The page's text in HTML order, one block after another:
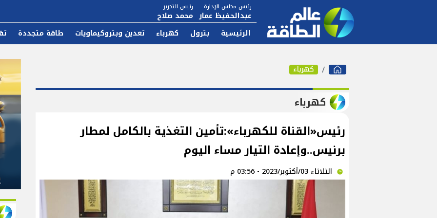
رئيس مجلس الإدارة
عبدالحفيظ عمار
رئيس التحرير
محمد صلاح
الرئيسية بترول كهرباء تعدين وبتروكيماويات طاقة متجددة
كهرباء
كهرباء
رئيس«القناة للكهرباء»:تأمين التغذية بالكامل لمطار
برنيس..وإعادة التيار مساء اليوم
الثلاثاء 03/أكتوبر/2023 - 03:56 م